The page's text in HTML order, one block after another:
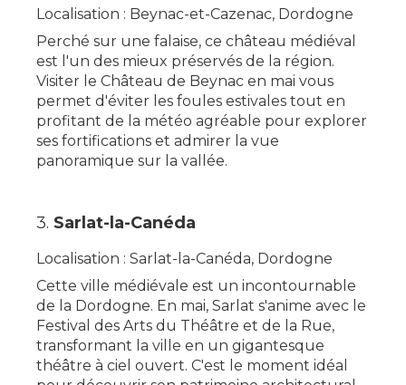
Localisation : Beynac-et-Cazenac, Dordogne
Perché sur une falaise, ce château médiéval
est l'un des mieux préservés de la région.
Visiter le Château de Beynac en mai vous
permet d'éviter les foules estivales tout en
profitant de la météo agréable pour explorer
ses fortifications et admirer la vue
panoramique sur la vallée.
3. Sarlat-la-Canéda
Localisation : Sarlat-la-Canéda, Dordogne
Cette ville médiévale est un incontournable
de la Dordogne. En mai, Sarlat s'anime avec le
Festival des Arts du Théâtre et de la Rue,
transformant la ville en un gigantesque
théâtre à ciel ouvert. C'est le moment idéal